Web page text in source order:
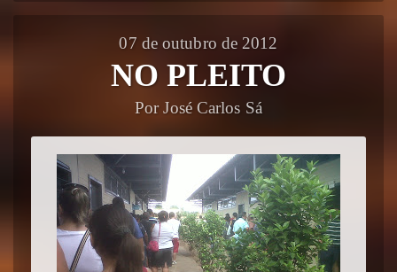
07 de outubro de 2012
NO PLEITO
Por José Carlos Sá